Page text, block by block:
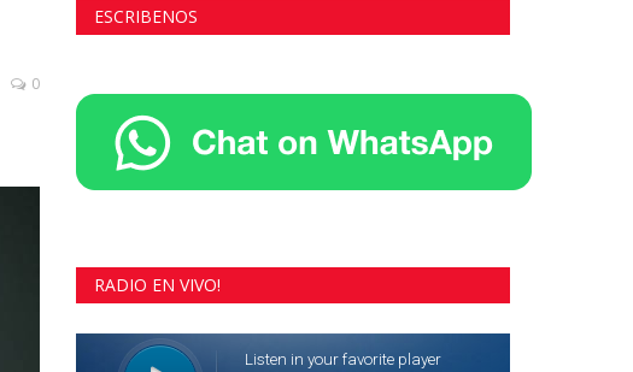
0
ESCRIBENOS
RADIO EN VIVO!